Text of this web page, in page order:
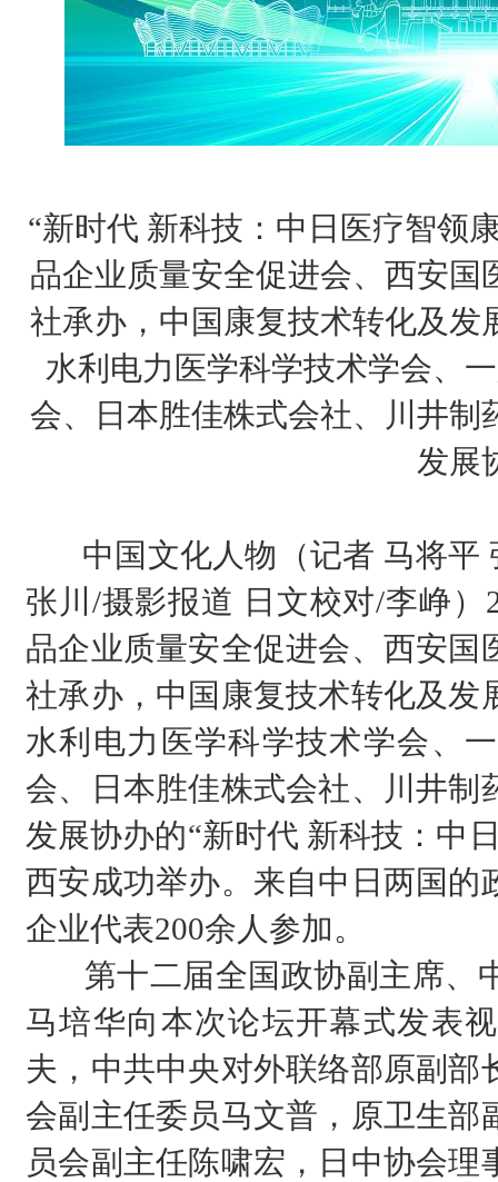
“新时代 新科技：中日医疗智领
品企业质量安全促进会、西安
社承办，中国康复技术转化及
水利电力医学科学技术学会、
会、日本胜佳株式会社、川井
发展
中国文化人物（记者 马将平
张川/摄影报道 日文校对/李峥）
品企业质量安全促进会、西安
社承办，中国康复技术转化及发
水利电力医学科学技术学会、
会、日本胜佳株式会社、川井制
发展协办的“新时代 新科技：中
西安成功举办。来自中日两国的
企业代表200余人参加。
第十二届全国政协副主席、
马培华向本次论坛开幕式发表
夫，中共中央对外联络部原副
会副主任委员马文普，原卫生部
员会副主任陈啸宏，日中协会